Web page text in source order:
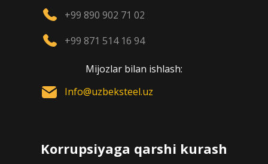
+99 890 902 71 02
+99 871 514 16 94
Mijozlar bilan ishlash:
Info@uzbeksteel.uz
Korrupsiyaga qarshi kurash